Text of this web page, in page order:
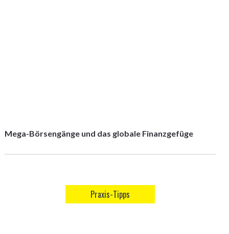
Mega-Börsengänge und das globale Finanzgefüge
Praxis-Tipps